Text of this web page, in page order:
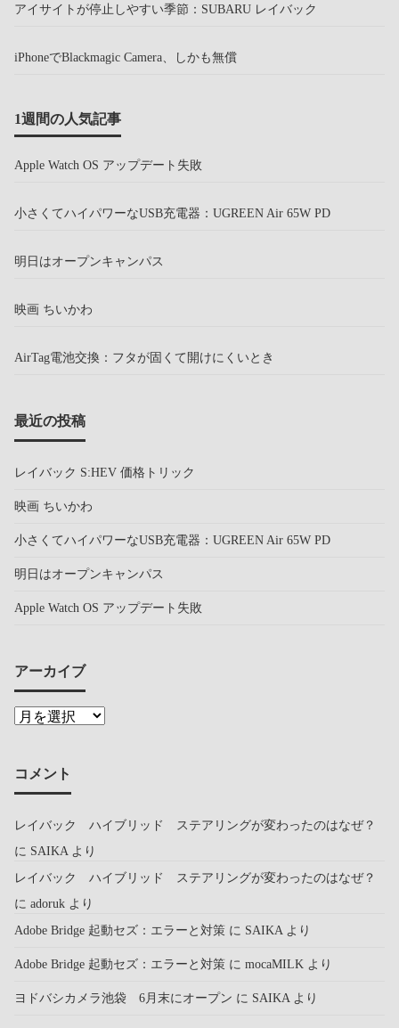
アイサイトが停止しやすい季節：SUBARU レイバック
iPhoneでBlackmagic Camera、しかも無償
1週間の人気記事
Apple Watch OS アップデート失敗
小さくてハイパワーなUSB充電器：UGREEN Air 65W PD
明日はオープンキャンパス
映画 ちいかわ
AirTag電池交換：フタが固くて開けにくいとき
最近の投稿
レイバック S:HEV 価格トリック
映画 ちいかわ
小さくてハイパワーなUSB充電器：UGREEN Air 65W PD
明日はオープンキャンパス
Apple Watch OS アップデート失敗
アーカイブ
コメント
レイバック ハイブリッド ステアリングが変わったのはなぜ？
に SAIKA より
レイバック ハイブリッド ステアリングが変わったのはなぜ？
に adoruk より
Adobe Bridge 起動セズ：エラーと対策 に SAIKA より
Adobe Bridge 起動セズ：エラーと対策 に mocaMILK より
ヨドバシカメラ池袋 6月末にオープン に SAIKA より